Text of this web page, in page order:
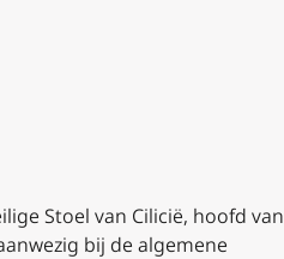
Stoel van Cilicië, hoofd van
bij de algemene